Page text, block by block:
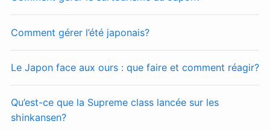
Comment gérer l’été japonais?
Le Japon face aux ours : que faire et comment réagir?
Qu’est-ce que la Supreme class lancée sur les
shinkansen?